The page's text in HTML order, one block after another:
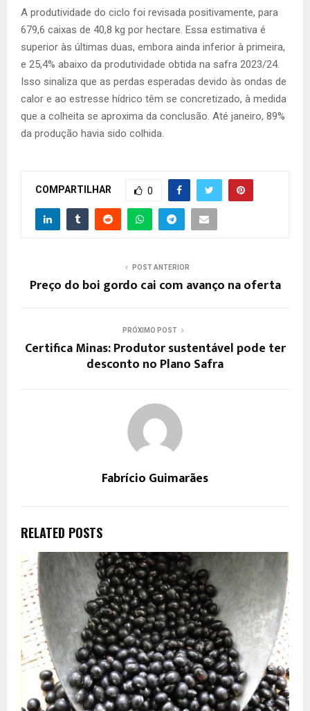
A produtividade do ciclo foi revisada positivamente, para
679,6 caixas de 40,8 kg por hectare. Essa estimativa é
superior às últimas duas, embora ainda inferior à primeira,
e 25,4% abaixo da produtividade obtida na safra 2023/24.
Isso sinaliza que as perdas esperadas devido às ondas de
calor e ao estresse hídrico têm se concretizado, à medida
que a colheita se aproxima da conclusão. Até janeiro, 89%
da produção havia sido colhida.
COMPARTILHAR 0
POST ANTERIOR
Preço do boi gordo cai com avanço na oferta
PRÓXIMO POST
Certifica Minas: Produtor sustentável pode ter
desconto no Plano Safra
Fabrício Guimarães
RELATED POSTS